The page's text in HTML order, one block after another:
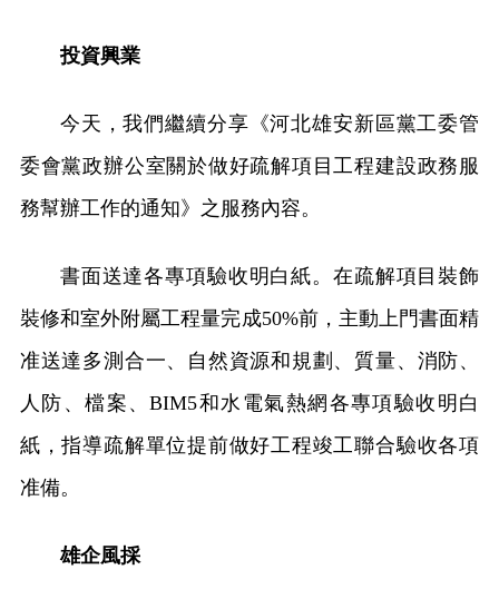
投資興業
今天，我們繼續分享《河北雄安新區黨工委管
委會黨政辦公室關於做好疏解項目工程建設政務服
務幫辦工作的通知》之服務內容。
書面送達各專項驗收明白紙。在疏解項目裝飾
裝修和室外附屬工程量完成50%前，主動上門書面精
准送達多測合一、自然資源和規劃、質量、消防、
人防、檔案、BIM5和水電氣熱網各專項驗收明白
紙，指導疏解單位提前做好工程竣工聯合驗收各項
准備。
雄企風採